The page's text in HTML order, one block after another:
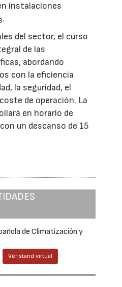
instalaciones
.
del sector, el curso
de las
abordando
con la eficiencia
la seguridad, el
de operación. La
en horario de
un descanso de 15
de Climatización y
Ver stand virtual